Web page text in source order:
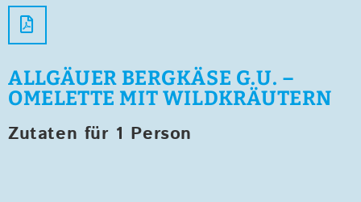
ALLGÄUER BERGKÄSE G.U. –
OMELETTE MIT WILDKRÄUTERN
Zutaten für 1 Person